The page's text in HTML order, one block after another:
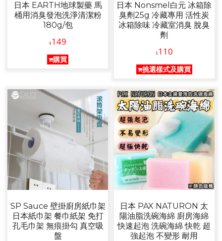
日本 EARTH地球製藥 馬
桶用消臭發泡洗淨清潔粉
180g/包
$149
購買
日本 Nonsmel白元 冰箱除
臭劑25g 冷藏專用 活性炭
冰箱除味 冷藏室消臭 脫臭
劑
$110
挑選樣式及購買
SP Sauce 壁掛廚房紙巾架
日本紙巾架 餐巾紙架 免打
孔毛巾架 無痕掛勾 真空吸
盤
日本 PAX NATURON 太
陽油脂洗碗海綿 廚房海綿
快速起泡 洗碗海綿 快乾 超
強起泡 不變形 耐用